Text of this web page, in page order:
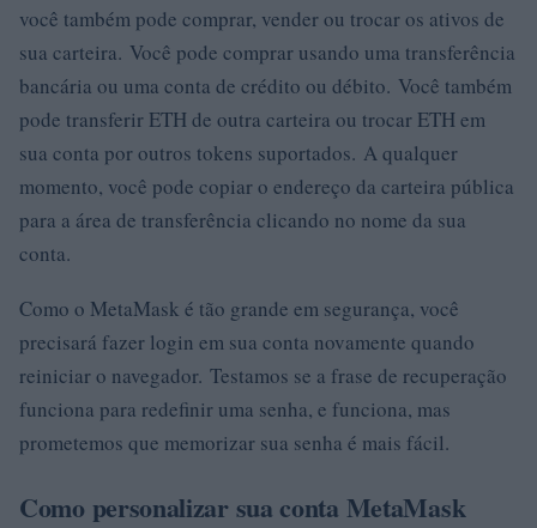
você também pode comprar, vender ou trocar os ativos de
sua carteira. Você pode comprar usando uma transferência
bancária ou uma conta de crédito ou débito. Você também
pode transferir ETH de outra carteira ou trocar ETH em
sua conta por outros tokens suportados. A qualquer
momento, você pode copiar o endereço da carteira pública
para a área de transferência clicando no nome da sua
conta.
Como o MetaMask é tão grande em segurança, você
precisará fazer login em sua conta novamente quando
reiniciar o navegador. Testamos se a frase de recuperação
funciona para redefinir uma senha, e funciona, mas
prometemos que memorizar sua senha é mais fácil.
Como personalizar sua conta MetaMask